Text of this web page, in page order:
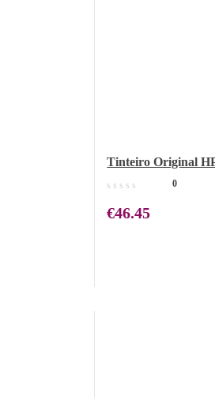
Tinteiro Original
0
€46.45